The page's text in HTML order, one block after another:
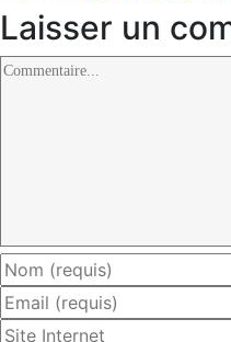
Laisser un
Commentaire